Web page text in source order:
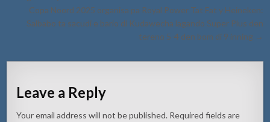
Copa Noord 2025 organisa pa Royal Power Tat Fat y Heineken:
Salbabo ta sacudi e bario di Kudawecha lagando Super Plus den
tereno 5-4 den bom di 9 inning →
Leave a Reply
Your email address will not be published. Required fields are